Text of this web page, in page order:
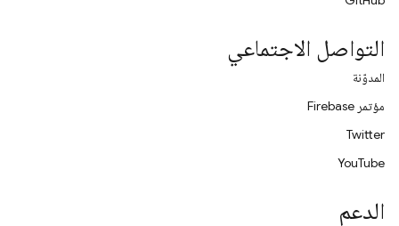
التواصل الاجتماعي
المدوّنة
مؤتمر Firebase
Twitter
YouTube
الدعم